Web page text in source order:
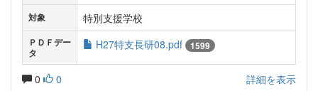
対象 特別支援学校
ＰＤＦデー
タ
H27特支長研08.pdf 1599
0 0 詳細を表示